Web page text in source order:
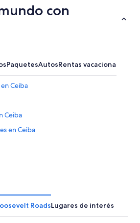
con
PaquetesAutosRentas vacacionales
Ceiba
Ceiba
en Ceiba
RoadsLugares de interés